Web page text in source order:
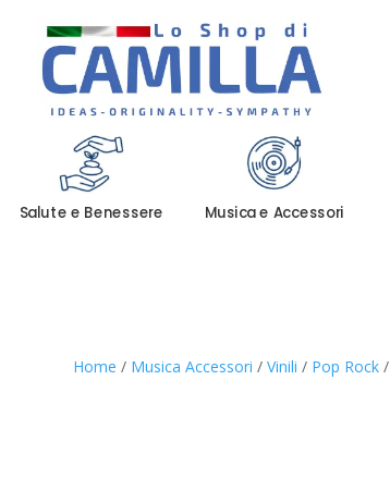
Salute e Benessere Musica e Accessori
Home / Musica Accessori /Vinili / Pop Rock